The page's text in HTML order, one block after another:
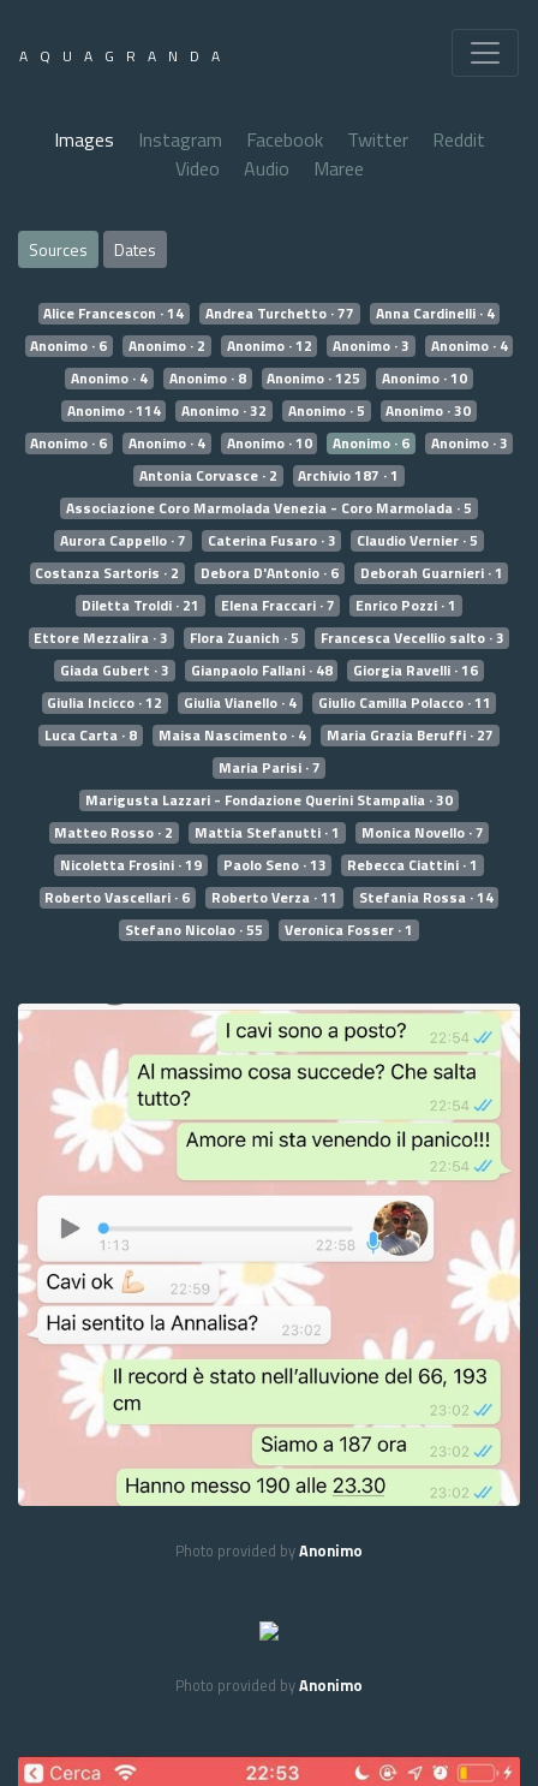
AQUAGRANDA
Images Instagram Facebook Twitter
Reddit
Video
Audio Maree
Sources Dates
Alice Francescon · 14 Andrea Turchetto · 77
Anna Cardinelli · 4
Anonimo · 6
Anonimo · 2 Anonimo · 12 Anonimo · 3
Anonimo · 4
Anonimo · 4
Anonimo · 8 Anonimo · 125
Anonimo · 10
Anonimo · 114
Anonimo · 32 Anonimo · 5
Anonimo · 30
Anonimo · 6
Anonimo · 4 Anonimo · 10 Anonimo · 6
Anonimo · 3
Antonia Corvasce · 2
Archivio 187 · 1
Associazione Coro Marmolada Venezia - Coro Marmolada · 5
Aurora Cappello · 7
Caterina Fusaro · 3
Claudio Vernier · 5
Costanza Sartoris · 2
Debora D'Antonio · 6
Deborah Guarnieri · 1
Diletta Troldi · 21
Elena Fraccari · 7
Enrico Pozzi · 1
Ettore Mezzalira · 3
Flora Zuanich · 5
Francesca Vecellio salto · 3
Giada Gubert · 3
Gianpaolo Fallani · 48
Giorgia Ravelli · 16
Giulia Incicco · 12
Giulia Vianello · 4
Giulio Camilla Polacco · 11
Luca Carta · 8
Maisa Nascimento · 4
Maria Grazia Beruffi · 27
Maria Parisi · 7
Marigusta Lazzari - Fondazione Querini Stampalia · 30
Matteo Rosso · 2
Mattia Stefanutti · 1
Monica Novello · 7
Nicoletta Frosini · 19
Paolo Seno · 13
Rebecca Ciattini · 1
Roberto Vascellari · 6
Roberto Verza · 11
Stefania Rossa · 14
Stefano Nicolao · 55
Veronica Fosser · 1
Photo provided byAnonimo
Photo provided byAnonimo